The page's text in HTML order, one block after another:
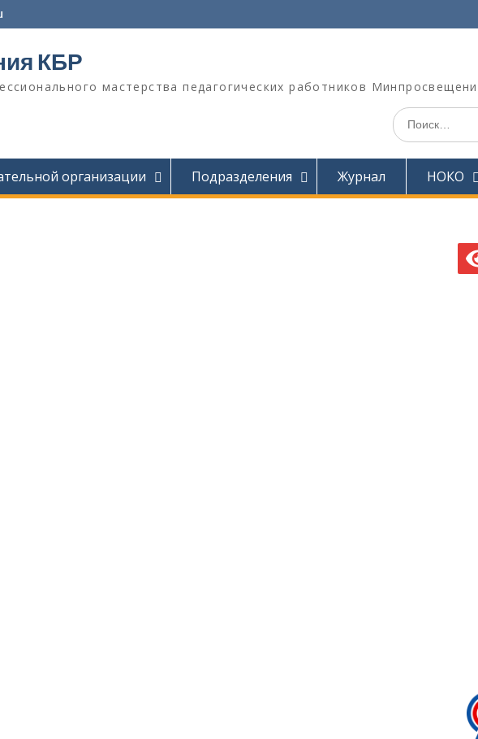
КБР
мастерства педагогических работников
Искать:
организации Подразделения Журнал НОКО